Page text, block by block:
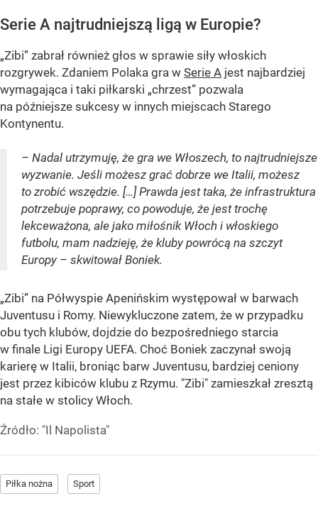
Serie A najtrudniejszą ligą w Europie?
„Zibi” zabrał również głos w sprawie siły włoskich
rozgrywek. Zdaniem Polaka gra w Serie A jest najbardziej
wymagająca i taki piłkarski „chrzest” pozwala
na późniejsze sukcesy w innych miejscach Starego
Kontynentu.
– Nadal utrzymuję, że gra we Włoszech, to najtrudniejsze
wyzwanie. Jeśli możesz grać dobrze we Italii, możesz
to zrobić wszędzie. […] Prawda jest taka, że infrastruktura
potrzebuje poprawy, co powoduje, że jest trochę
lekceważona, ale jako miłośnik Włoch i włoskiego
futbolu, mam nadzieję, że kluby powrócą na szczyt
Europy – skwitował Boniek.
„Zibi” na Półwyspie Apenińskim występował w barwach
Juventusu i Romy. Niewykluczone zatem, że w przypadku
obu tych klubów, dojdzie do bezpośredniego starcia
w finale Ligi Europy UEFA. Choć Boniek zaczynał swoją
karierę w Italii, broniąc barw Juventusu, bardziej ceniony
jest przez kibiców klubu z Rzymu. "Zibi" zamieszkał zresztą
na stałe w stolicy Włoch.
Źródło: "Il Napolista"
Piłka nożna Sport